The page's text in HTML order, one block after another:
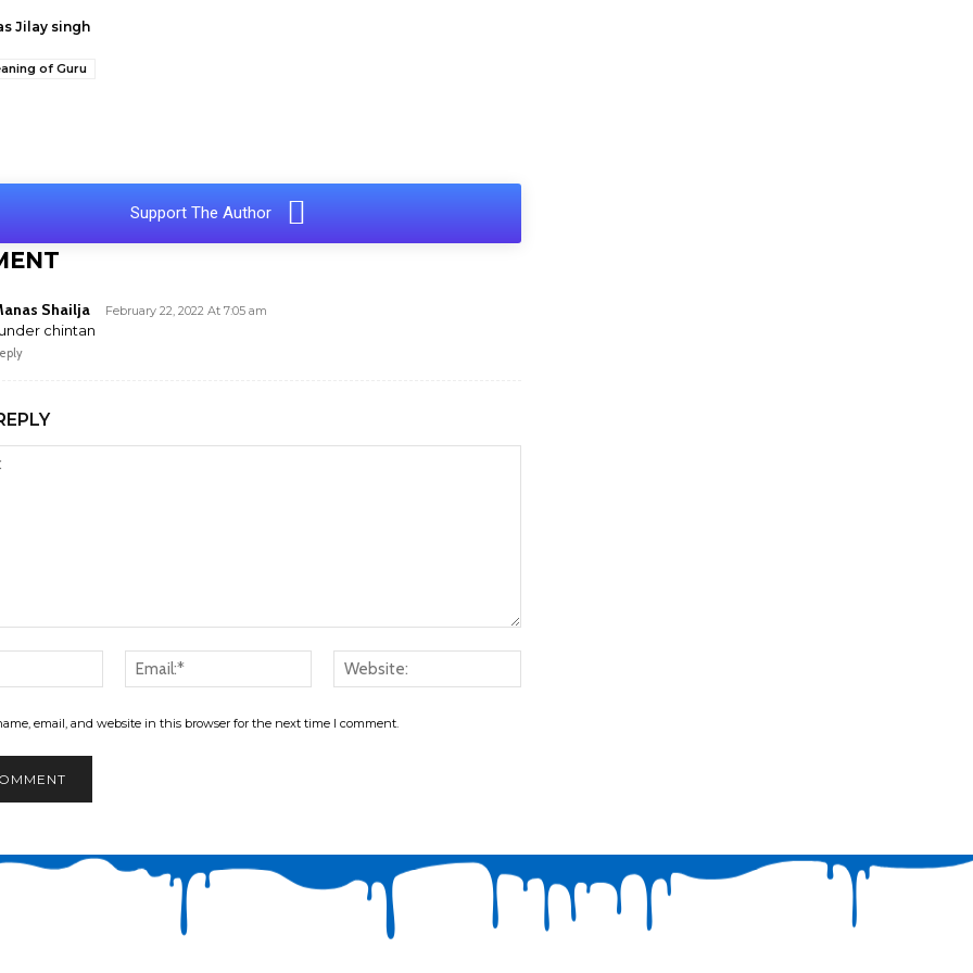
Jilay singh
of Guru
Support The Author
Shailja February 22, 2022 At 7:05 am
chintan
Name:* Email:*
email, and website in this browser for the next time I comment.